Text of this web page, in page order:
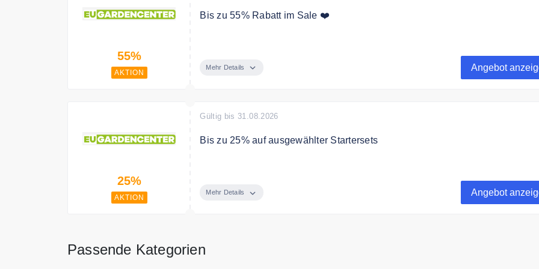
55%
AKTION
Bis zu 55% Rabatt im Sale ❤️
Mehr Details Angebot
25%
AKTION
Gültig bis 31.08.2026
Bis zu 25% auf ausgewählter Startersets
Mehr Details Angebot
Passende Kategorien